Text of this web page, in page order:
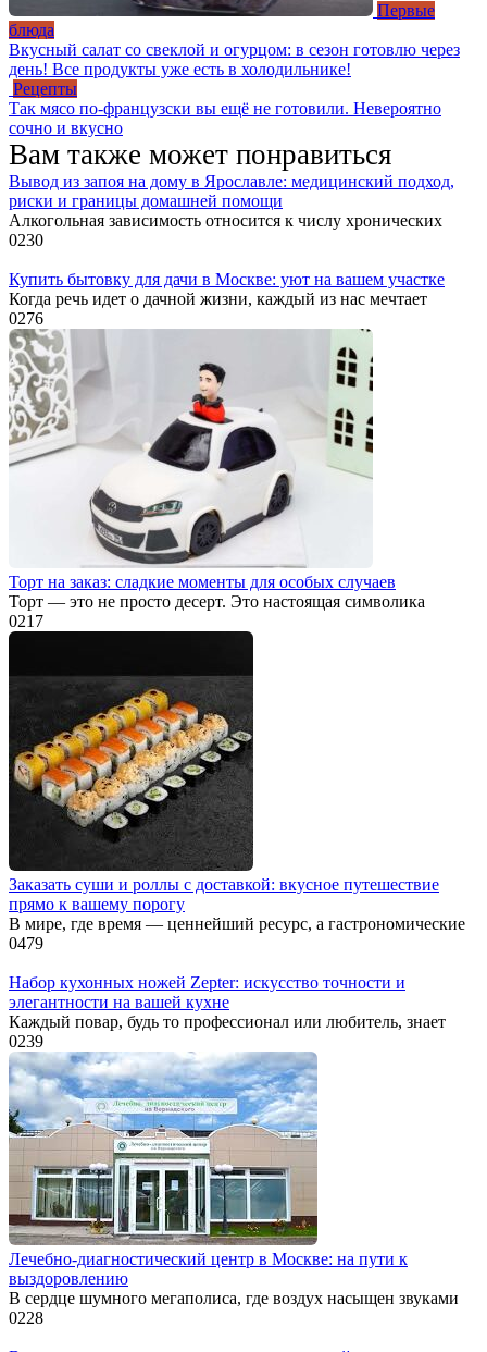
Первые
блюда
Вкусный салат со свеклой и огурцом: в сезон готовлю через
день! Все продукты уже есть в холодильнике!
Рецепты
Так мясо по-французски вы ещё не готовили. Невероятно
сочно и вкусно
Вам также может понравиться
Вывод из запоя на дому в Ярославле: медицинский подход,
риски и границы домашней помощи
Алкогольная зависимость относится к числу хронических
0230
Купить бытовку для дачи в Москве: уют на вашем участке
Когда речь идет о дачной жизни, каждый из нас мечтает
0276
Торт на заказ: сладкие моменты для особых случаев
Торт — это не просто десерт. Это настоящая символика
0217
Заказать суши и роллы с доставкой: вкусное путешествие
прямо к вашему порогу
В мире, где время — ценнейший ресурс, а гастрономические
0479
Набор кухонных ножей Zepter: искусство точности и
элегантности на вашей кухне
Каждый повар, будь то профессионал или любитель, знает
0239
Лечебно-диагностический центр в Москве: на пути к
выздоровлению
В сердце шумного мегаполиса, где воздух насыщен звуками
0228